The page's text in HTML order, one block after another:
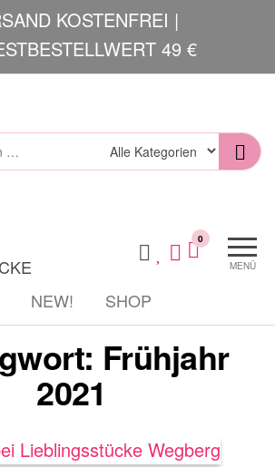
KOSTENFREI |
49 €
Lieblingsstücke
MENÜ
0
NEW! SHOP
Frühjahr
2021